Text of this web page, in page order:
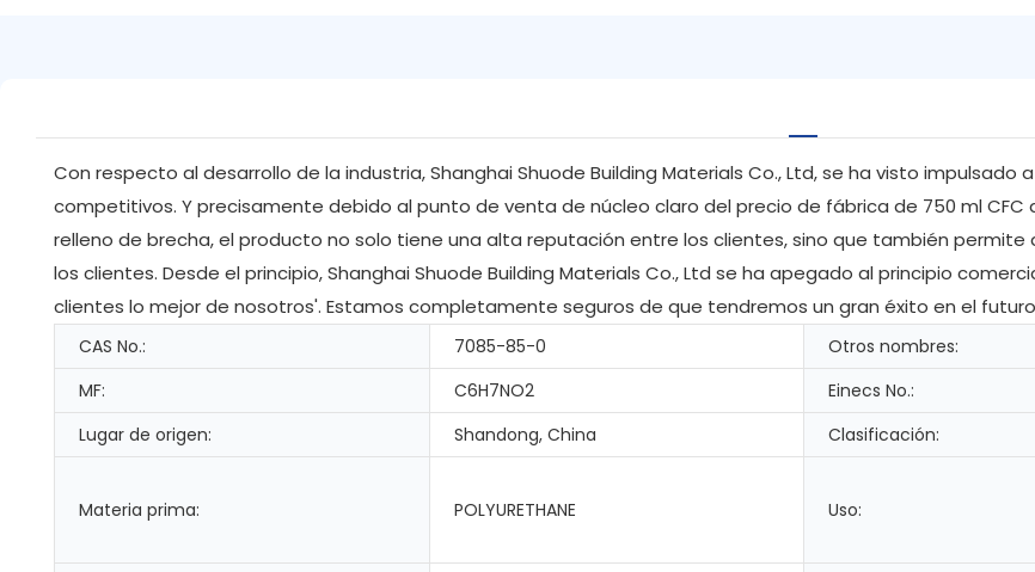
Con respecto al desarrollo de la industria, Shanghai Shuode Building Materials Co., Ltd, se ha visto
competitivos. Y precisamente debido al punto de venta de núcleo claro del precio de fábrica de 750 ml CFC
relleno de brecha, el producto no solo tiene una alta reputación entre los clientes, sino que también
los clientes. Desde el principio, Shanghai Shuode Building Materials Co., Ltd se ha apegado al principio
clientes lo mejor de nosotros'. Estamos completamente seguros de que tendremos un gran éxito en el
CAS No.: 7085-85-0 Otros nombres:
MF:
C6H7NO2 Einecs No.:
Lugar de origen:
Shandong, China Clasificación:
Materia prima: POLYURETHANE Uso: